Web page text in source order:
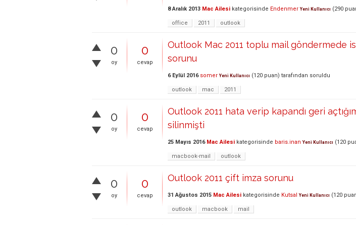
8 Aralık 2013 Mac Ailesi kategorisinde Endenmer Yeni Kullanıcı (290
office 2011 outlook
0
oy
0
cevap
Outlook Mac 2011 toplu mail göndermede
sorunu
6 Eylül 2016 somer Yeni Kullanıcı (120 puan) tarafından soruldu
outlook mac 2011
0
oy
0
cevap
Outlook 2011 hata verip kapandı geri
silinmişti
25 Mayıs 2016 Mac Ailesi kategorisinde baris.inan Yeni Kullanıcı (120
macbook-mail outlook
0
oy
0
cevap
Outlook 2011 çift imza sorunu
31 Ağustos 2015 Mac Ailesi kategorisinde Kutsal Yeni Kullanıcı (120
outlook macbook mail